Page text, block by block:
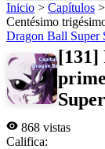
Inicio > Capítulos >
Centésimo
Dragon Ball Super
[131]
Super
868 vistas
Califica: